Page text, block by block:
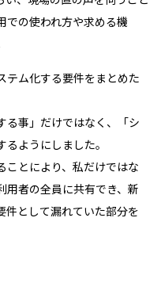
での使われ方や求める機
テム化する要件をまとめた
る事」だけではなく、「シ
ようにしました。
ことにより、私だけではな
用者の全員に共有でき、新
件として漏れていた部分を